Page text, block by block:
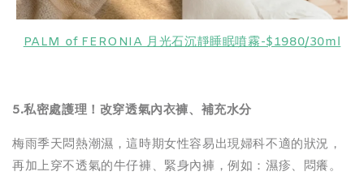
PALM of FERONIA 月光石沉靜睡眠噴霧-$1980/30ml
5.私密處護理！改穿透氣內衣褲、補充水分
梅雨季天悶熱潮濕，這時期女性容易出現婦科不適的狀況，
再加上穿不透氣的牛仔褲、緊身內褲，例如：濕疹、悶癢。